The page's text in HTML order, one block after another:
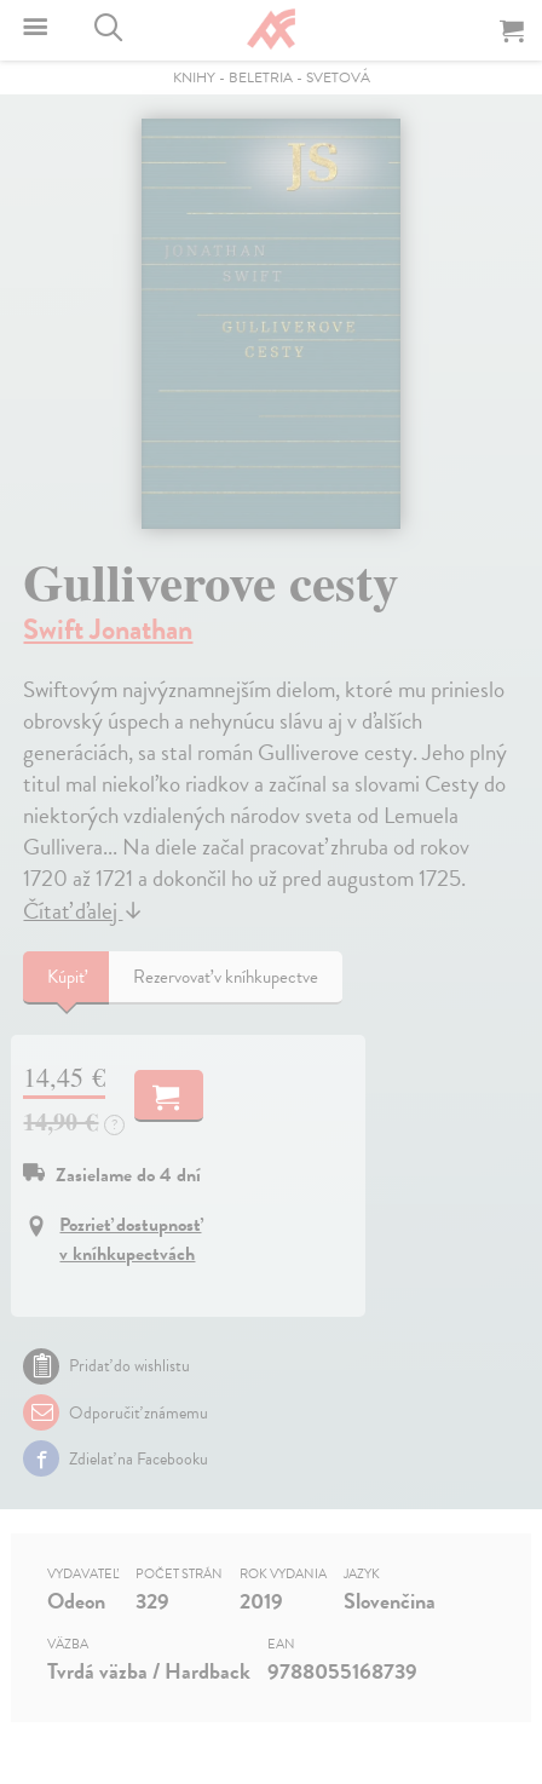
KNIHY- BELETRIA- SVETOVÁ
Gulliverove cesty
Swift Jonathan
Swiftovým najvýznamnejším dielom, ktoré mu prinieslo
obrovský úspech a nehynúcu slávu aj v ďalších
generáciách, sa stal román Gulliverove cesty. Jeho plný
titul mal niekoľko riadkov a začínal sa slovami Cesty do
niektorých vzdialených národov sveta od Lemuela
Gullivera... Na diele začal pracovať zhruba od rokov
1720 až 1721 a dokončil ho už pred augustom 1725.
Čítať ďalej↓
Kúpiť Rezervovať v kníhkupectve
14,45 €
14,90 €
?
Zasielame do 4 dní
Pozrieť dostupnosť
v kníhkupectvách
Pridať do wishlistu
Odporučiť známemu
Zdielať na Facebooku
VYDAVATEĽ
Odeon
POČET STRÁN
329
ROK VYDANIA
2019
JAZYK
Slovenčina
VÄZBA
Tvrdá väzba / Hardback
EAN
9788055168739